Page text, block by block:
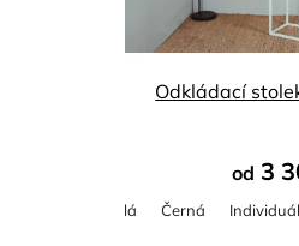
Odkládací
od 3
Bílá Černá